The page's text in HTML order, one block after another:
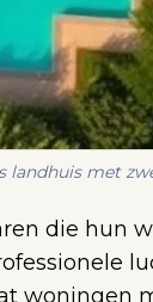
landhuis met
die hun
woningen